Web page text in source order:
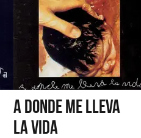
A DONDE ME LLEVA
LA VIDA